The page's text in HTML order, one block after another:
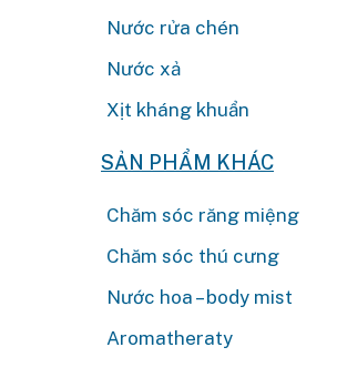
Nước rửa chén
Nước xả
Xịt kháng khuẩn
SẢN PHẨM KHÁC
Chăm sóc răng miệng
Chăm sóc thú cưng
Nước hoa – body mist
Aromatheraty